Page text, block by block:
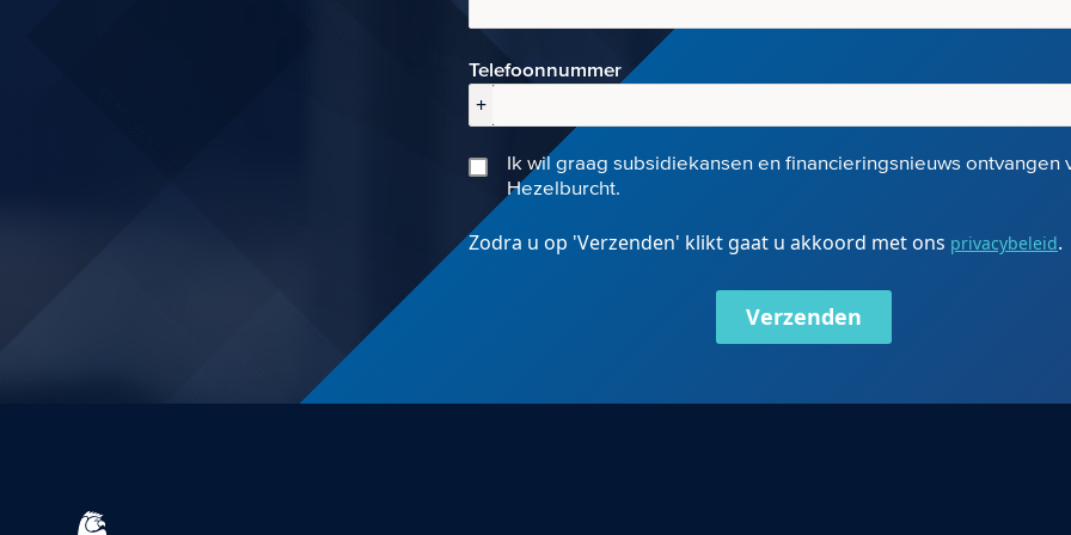
Telefoonnummer
+
Ik wil graag subsidiekansen en financieringsnieuws ontvangen
Hezelburcht.
Zodra u op 'Verzenden' klikt gaat u akkoord met ons privacybeleid.
Verzenden